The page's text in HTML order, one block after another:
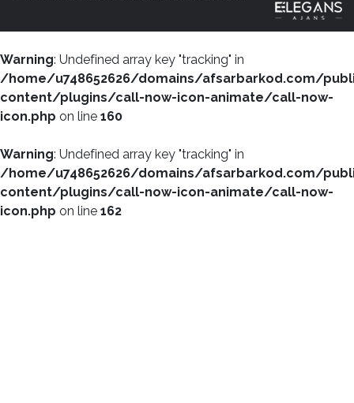
Warning: Undefined array key "tracking" in
/home/u748652626/domains/afsarbarkod.com/
content/plugins/call-now-icon-animate/call-now-
icon.php on line 160
Warning: Undefined array key "tracking" in
/home/u748652626/domains/afsarbarkod.com/
content/plugins/call-now-icon-animate/call-now-
icon.php on line 162